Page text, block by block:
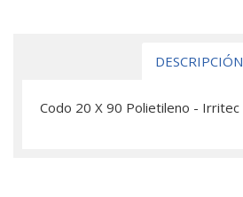
DESCRIPCIÓN
Codo 20 X 90 Polietileno - Irritec